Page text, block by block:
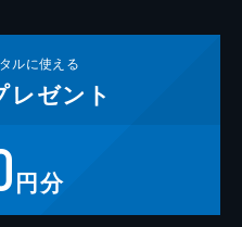
ルに使える
レゼント
円分